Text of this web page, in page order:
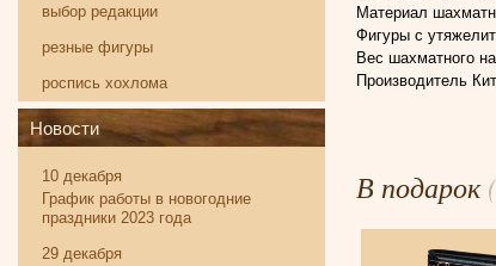
Материал
Фигуры с
Вес шахматного
Производитель
В подарок
выбор редакции
резные фигуры
роспись хохлома
Новости
10 декабря
График работы в новогодние
праздники 2023 года
29 декабря